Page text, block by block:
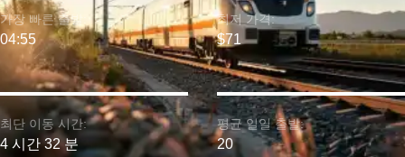
최단 이동 시간:
4 시간 32 분
가장 빠른 출발:
04:55
최저 가격:
$71
평균 일일 출발:
20